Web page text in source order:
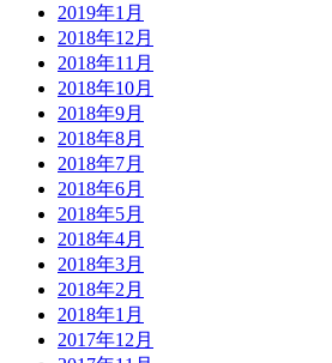
2019年1月
2018年12月
2018年11月
2018年10月
2018年9月
2018年8月
2018年7月
2018年6月
2018年5月
2018年4月
2018年3月
2018年2月
2018年1月
2017年12月